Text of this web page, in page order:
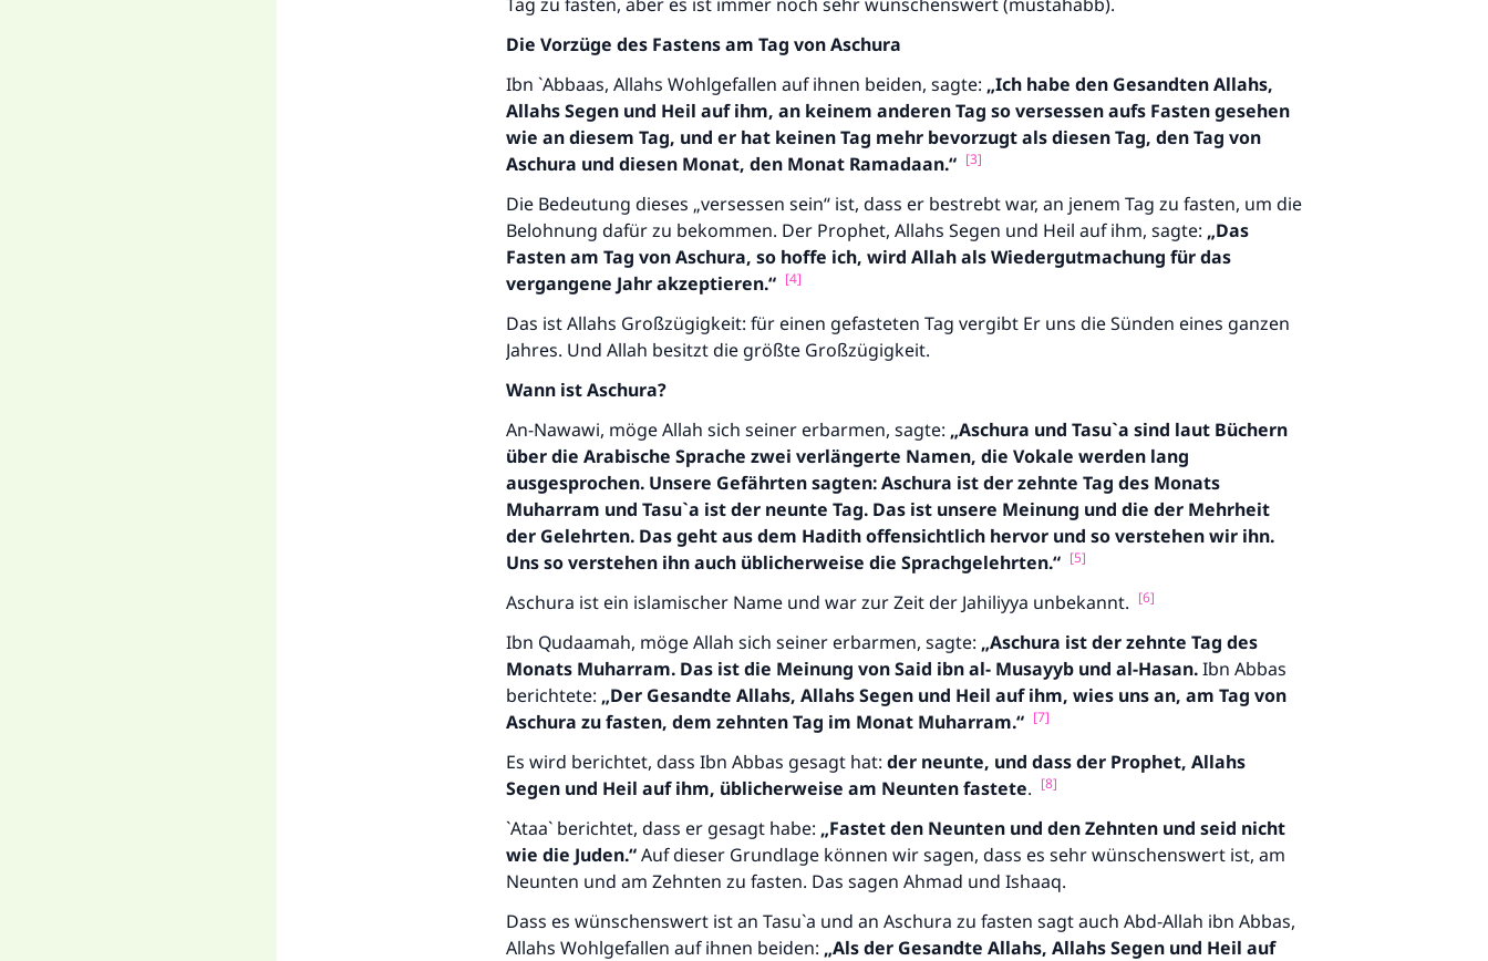
Die Vorzüge des Fastens am Tag von Aschura
Ibn `Abbaas, Allahs Wohlgefallen auf ihnen beiden, sagte: „Ich habe den GesandtenAllahs,
Allahs Segen und Heil auf ihm, an keinem anderenTag so versessen aufs Fasten gesehen
wie an diesem Tag, und er hat keinen Tag mehr bevorzugt als diesen Tag, den Tag von
Aschura und diesen Monat, den Monat Ramadaan.“ [3]
Die Bedeutung dieses „versessen sein“ ist, dass er bestrebt war, an jenem Tag zu fasten, um die
Belohnung dafür zu bekommen. Der Prophet, Allahs Segen und Heil auf ihm, sagte: „Das
Fasten am Tag von Aschura, so hoffe ich, wird Allahals Wiedergutmachung für das
vergangene Jahr akzeptieren.“ [4]
Das ist Allahs Großzügigkeit: für einen gefasteten Tag vergibt Er uns die Sünden eines ganzen
Jahres. Und Allah besitzt die größte Großzügigkeit.
Wann ist Aschura?
An-Nawawi, möge Allah sich seiner erbarmen, sagte: „Aschura und Tasu`a sind laut Büchern
über die Arabische Sprache zwei verlängerte Namen, die Vokale werden lang
ausgesprochen. Unsere Gefährten sagten: Aschura ist der zehnte Tag des Monats
Muharram und Tasu`a ist der neunte Tag. Das ist unsere Meinung und die der Mehrheit
der Gelehrten. Das geht aus dem Hadith offensichtlich hervor und so verstehen wir ihn.
Uns so verstehen ihn auch üblicherweise die Sprachgelehrten.“ [5]
Aschura ist ein islamischer Name und war zur Zeit der Jahiliyya unbekannt. [6]
Ibn Qudaamah, möge Allah sich seiner erbarmen, sagte: „Aschura ist der zehnte Tag des
Monats Muharram. Das ist die Meinung von Said ibn al- Musayyb und al-Hasan.Ibn Abbas
berichtete: „Der Gesandte Allahs, Allahs Segen und Heil auf ihm, wies uns an, am Tag von
Aschura zu fasten, dem zehnten Tag im Monat Muharram.“ [7]
Es wird berichtet, dass Ibn Abbas gesagt hat: der neunte, und dass der Prophet, Allahs
Segen und Heil auf ihm, üblicherweise am Neunten fastete. [8]
`Ataa` berichtet, dass er gesagt habe: „Fastet den Neunten und den Zehnten und seid nicht
wie die Juden.“Auf dieser Grundlage können wir sagen, dass es sehr wünschenswert ist, am
Neunten und am Zehnten zu fasten. Das sagen Ahmad und Ishaaq.
Dass es wünschenswert ist an Tasu`a und an Aschura zu fasten sagt auch Abd-Allah ibn Abbas,
Allahs Wohlgefallen auf ihnen beiden: „Als der Gesandte Allahs, Allahs Segen und Heil auf
Die Antwort Nr. 110845 rettete eine Ehe.
Unterstütze die Arbeit von Islam Q&A
Der Prophet -Allahs Segen und Frieden auf ihm- sagte:
"Wer zum Guten aufruft, hat den Lohn desjenigen, der sie
durchführt."
(MUSLIM 1893)
Beitrag dazu